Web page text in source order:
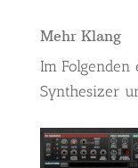
Mehr Klang
Im
Synthesizer